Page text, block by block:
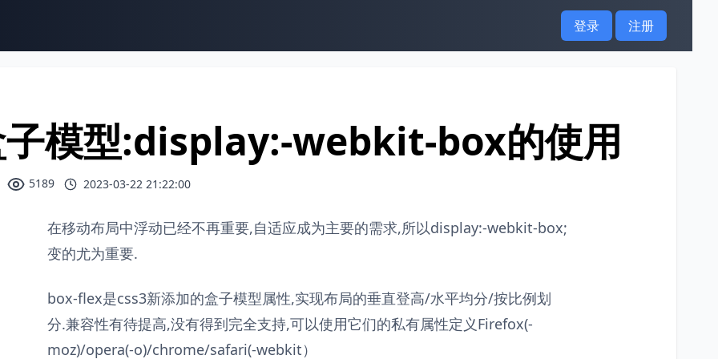
登录 注册
模型:display:-webkit-box的使用
5189 2023-03-22 21:22:00
在移动布局中浮动已经不再重要,自适应成为主要的需求,所以display:-webkit-box;
变的尤为重要.
box-flex是css3新添加的盒子模型属性,实现布局的垂直登高/水平均分/按比例划
分.兼容性有待提高,没有得到完全支持,可以使用它们的私有属性定义Firefox(-
moz)/opera(-o)/chrome/safari(-webkit）